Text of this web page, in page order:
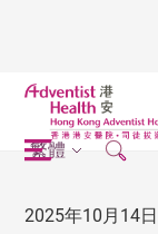
繁體
2025年10月14日